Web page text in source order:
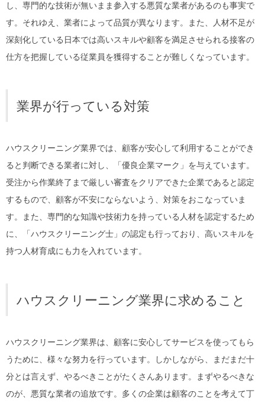
し、専門的な技術が無いまま参入する悪質な業者があるのも事実で
す。それゆえ、業者によって品質が異なります。また、人材不足が
深刻化している日本では高いスキルや顧客を満足させられる接客の
仕方を把握している従業員を獲得することが難しくなっています。
業界が行っている対策
ハウスクリーニング業界では、顧客が安心して利用することができ
ると判断できる業者に対し、「優良企業マーク」を与えています。
受注から作業終了まで厳しい審査をクリアできた企業であると認定
するもので、顧客が不安にならないよう、対策をおこなっていま
す。また、専門的な知識や技術力を持っている人材を認定するため
に、「ハウスクリーニング士」の認定も行っており、高いスキルを
持つ人材育成にも力を入れています。
ハウスクリーニング業界に求めること
ハウスクリーニング業界は、顧客に安心してサービスを使ってもら
うために、様々な努力を行っています。しかしながら、まだまだ十
分とは言えず、やるべきことがたくさんあります。まずやるべきな
のが、悪質な業者の追放です。多くの企業は顧客のことを考えて丁